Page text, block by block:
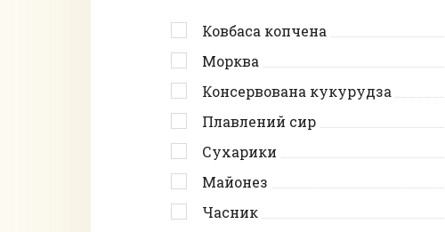
Ковбаса копчена
Морква
Консервована кукурудза
Плавлений сир
Сухарики
Майонез
Часник